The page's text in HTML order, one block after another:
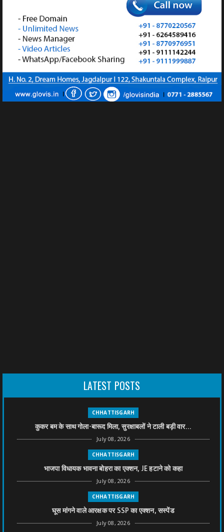
LATEST POSTS
CHHATTISGARH
कुकर बम के साथ गोला-बारूद मिला, सुरक्षाबलों ने टाली बड़ी वार...
July 08, 2026
CHHATTISGARH
भाजपा विधायक भावना बोहरा का एक्शन, JE हटाने को कहा
July 08, 2026
CHHATTISGARH
घूस मांगने वाले आरक्षक पर SSP का एक्शन, सस्पेंड
July 08, 2026